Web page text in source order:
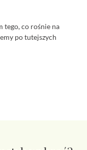
tego, co rośnie na
po tutejszych